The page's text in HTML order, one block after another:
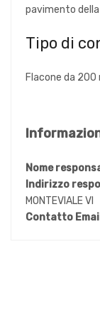
pavimento
Tipo di
Flacone da 200
Nome
Indirizzo
MONTEVIALE VI
Contatto